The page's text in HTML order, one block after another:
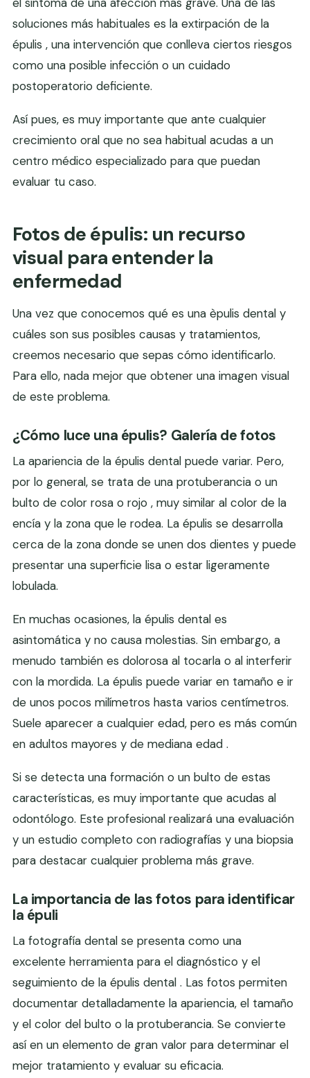
soluciones más habituales es la extirpación de la
épulis , una intervención que conlleva ciertos riesgos
como una posible infección o un cuidado
postoperatorio deficiente.
Así pues, es muy importante que ante cualquier
crecimiento oral que no sea habitual acudas a un
centro médico especializado para que puedan
evaluar tu caso.
Fotos de épulis: un recurso
visual para entender la
enfermedad
Una vez que conocemos qué es una èpulis dental y
cuáles son sus posibles causas y tratamientos,
creemos necesario que sepas cómo identificarlo.
Para ello, nada mejor que obtener una imagen visual
de este problema.
¿Cómo luce una épulis? Galería de fotos
La apariencia de la épulis dental puede variar. Pero,
por lo general, se trata de una protuberancia o un
bulto de color rosa o rojo , muy similar al color de la
encía y la zona que le rodea. La épulis se desarrolla
cerca de la zona donde se unen dos dientes y puede
presentar una superficie lisa o estar ligeramente
lobulada.
En muchas ocasiones, la épulis dental es
asintomática y no causa molestias. Sin embargo, a
menudo también es dolorosa al tocarla o al interferir
con la mordida. La épulis puede variar en tamaño e ir
de unos pocos milímetros hasta varios centímetros.
Suele aparecer a cualquier edad, pero es más común
en adultos mayores y de mediana edad .
Si se detecta una formación o un bulto de estas
características, es muy importante que acudas al
odontólogo. Este profesional realizará una evaluación
y un estudio completo con radiografías y una biopsia
para destacar cualquier problema más grave.
La importancia de las fotos para identificar
la épuli
La fotografía dental se presenta como una
excelente herramienta para el diagnóstico y el
seguimiento de la épulis dental . Las fotos permiten
documentar detalladamente la apariencia, el tamaño
y el color del bulto o la protuberancia. Se convierte
así en un elemento de gran valor para determinar el
mejor tratamiento y evaluar su eficacia.